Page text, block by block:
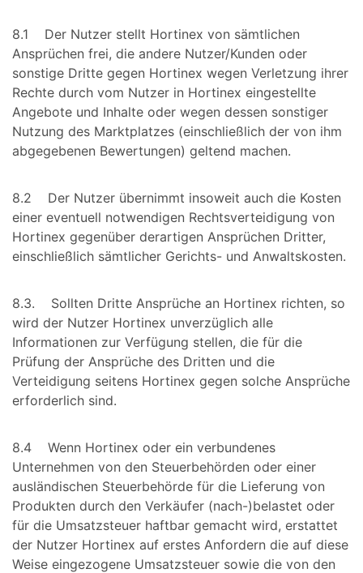
8.1 Der Nutzer stellt Hortinex von sämtlichen
Ansprüchen frei, die andere Nutzer/Kunden oder
sonstige Dritte gegen Hortinex wegen Verletzung ihrer
Rechte durch vom Nutzer in Hortinex eingestellte
Angebote und Inhalte oder wegen dessen sonstiger
Nutzung des Marktplatzes (einschließlich der von ihm
abgegebenen Bewertungen) geltend machen.
8.2 Der Nutzer übernimmt insoweit auch die Kosten
einer eventuell notwendigen Rechtsverteidigung von
Hortinex gegenüber derartigen Ansprüchen Dritter,
einschließlich sämtlicher Gerichts- und Anwaltskosten.
8.3. Sollten Dritte Ansprüche an Hortinex richten, so
wird der Nutzer Hortinex unverzüglich alle
Informationen zur Verfügung stellen, die für die
Prüfung der Ansprüche des Dritten und die
Verteidigung seitens Hortinex gegen solche Ansprüche
erforderlich sind.
8.4 Wenn Hortinex oder ein verbundenes
Unternehmen von den Steuerbehörden oder einer
ausländischen Steuerbehörde für die Lieferung von
Produkten durch den Verkäufer (nach-)belastet oder
für die Umsatzsteuer haftbar gemacht wird, erstattet
der Nutzer Hortinex auf erstes Anfordern die auf diese
Weise eingezogene Umsatzsteuer sowie die von den